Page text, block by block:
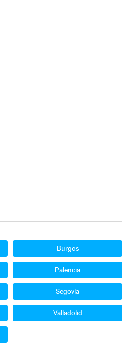
Burgos
Palencia
Segovia
Valladolid